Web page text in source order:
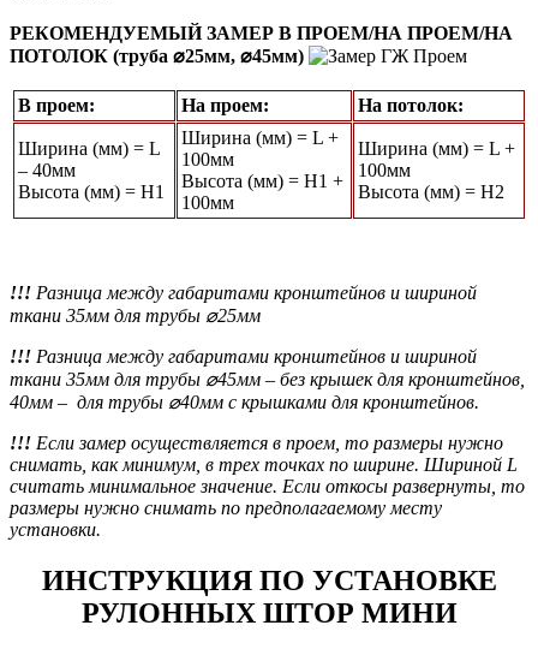
РЕКОМЕНДУЕМЫЙ ЗАМЕР В ПРОЕМ/НА ПРОЕМ/НА
ПОТОЛОК (труба ⌀25мм, ⌀45мм)
В проем: На проем: На потолок:
Ширина (мм) = L
– 40мм
Высота (мм) = Н1
Ширина (мм) = L +
100мм
Высота (мм) = Н1 +
100мм
Ширина (мм) = L +
100мм
Высота (мм) = Н2
!!! Разница между габаритами кронштейнов и шириной
ткани 35мм для трубы ⌀25мм
!!! Разница между габаритами кронштейнов и шириной
ткани 35мм для трубы ⌀45мм – без крышек для кронштейнов,
40мм – для трубы ⌀40мм с крышками для кронштейнов.
!!! Если замер осуществляется в проем, то размеры нужно
снимать, как минимум, в трех точках по ширине. Шириной L
считать минимальное значение. Если откосы развернуты, то
размеры нужно снимать по предполагаемому месту
установки.
ИНСТРУКЦИЯ ПО УСТАНОВКЕ
РУЛОННЫХ ШТОР МИНИ